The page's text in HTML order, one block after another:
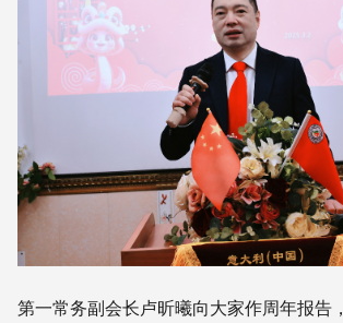
第一常务副会长卢昕曦向大家作周年报告